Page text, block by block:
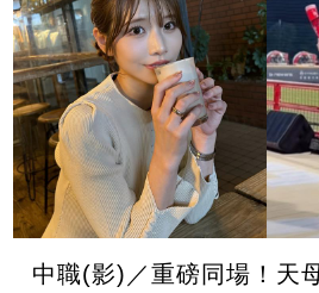
中職(影)／重磅同場！天